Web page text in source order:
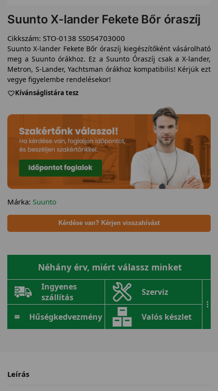
Suunto X-lander Fekete Bőr óraszíj
Cikkszám: STO-0138 SS0S4703000
Suunto X-lander Fekete Bőr óraszíj kiegészítőként vásárolható
meg a Suunto órákhoz. Ez a Suunto Óraszíj csak a X-lander,
Metron, S-Lander, Yachtsman órákhoz kompatibilis! Kérjük ezt
vegye figyelembe rendelésekor!
Kívánságlistára tesz
Márka: Suunto
Kérdése van? Kérjen visszahívást
Néhány érv, miért válassz minket
Ingyenes
szállítás
Szerviz
Hűségkedvezmény Valós készlet
...
Leírás